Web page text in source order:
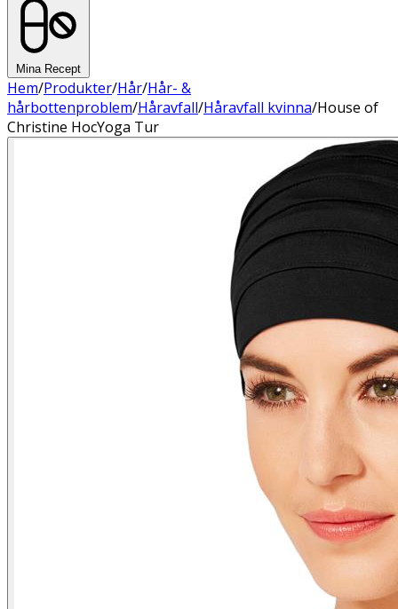
Mina Recept
Hem/Produkter/Hår/Hår- &
hårbottenproblem/Håravfall/Håravfall kvinna/House of
Christine HocYoga Tur